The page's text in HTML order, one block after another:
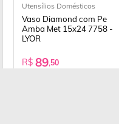
Utensílios Domésticos
Vaso Diamond com Pe
Amba Met 15x24 7758 -
LYOR
R$ 89,50